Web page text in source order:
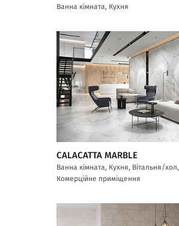
Ванна кімната, Кухня
CALACATTA MARBLE
Ванна кімната, Кухня, Вітальня/хол,
Комерційне приміщення